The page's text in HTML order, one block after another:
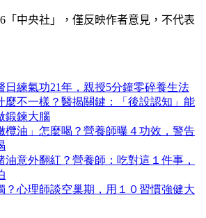
「中央社」
，僅反映作者意見，不代表
日練氣功21年，親授5分鐘零碎養生法
麼不一樣？醫揭關鍵：「後設認知」能
鍛鍊大腦
欖油」怎麼喝？營養師曝４功效，警告
油意外翻紅？營養師：吃對這１件事，
？心理師談空巢期，用１０習慣強健大